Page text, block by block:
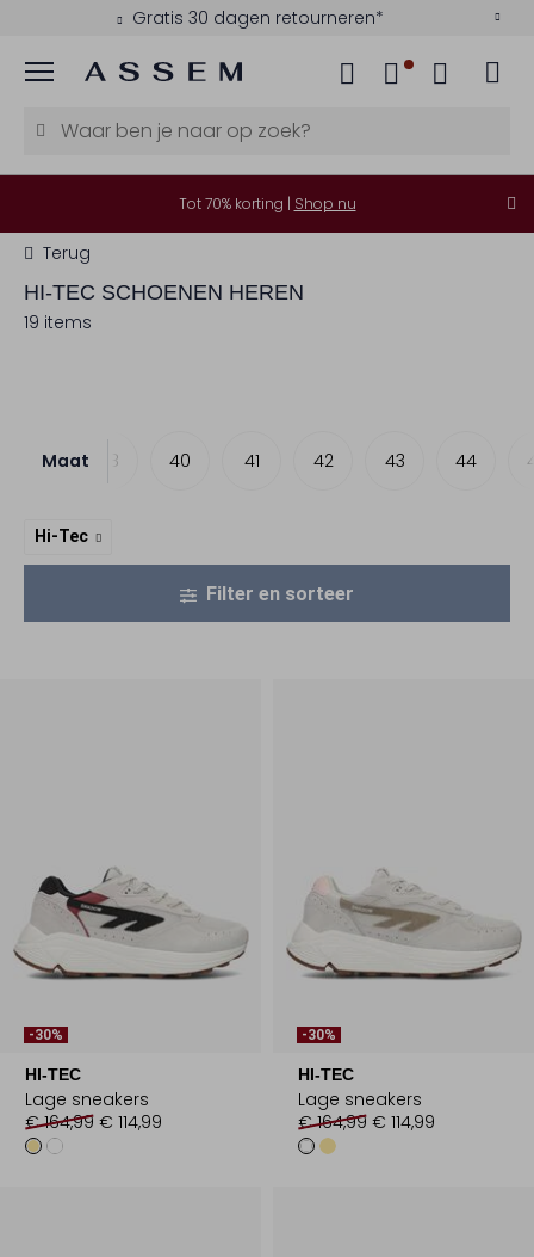
Gratis 30 dagen retourneren*
Menu
Tot 70% korting | Shop nu
Terug
HI-TEC SCHOENEN HEREN
19 items
Maat
37 38 40 41 42 43 44
Hi-Tec
Filter en sorteer
-30%
HI-TEC
Lage sneakers
€ 164,99 € 114,99
-30%
HI-TEC
Lage sneakers
€ 164,99 € 114,99